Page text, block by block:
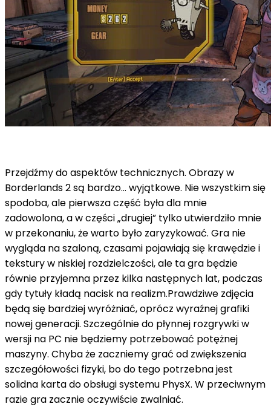
Przejdźmy do aspektów technicznych. Obrazy w
Borderlands 2 są bardzo… wyjątkowe. Nie wszystkim się
spodoba, ale pierwsza część była dla mnie
zadowolona, ​​a w części „drugiej” tylko utwierdziło mnie
w przekonaniu, że warto było zaryzykować. Gra nie
wygląda na szaloną, czasami pojawiają się krawędzie i
tekstury w niskiej rozdzielczości, ale ta gra będzie
równie przyjemna przez kilka następnych lat, podczas
gdy tytuły kładą nacisk na realizm.Prawdziwe zdjęcia
będą się bardziej wyróżniać, oprócz wyraźnej grafiki
nowej generacji. Szczególnie do płynnej rozgrywki w
wersji na PC nie będziemy potrzebować potężnej
maszyny. Chyba że zaczniemy grać od zwiększenia
szczegółowości fizyki, bo do tego potrzebna jest
solidna karta do obsługi systemu PhysX. W przeciwnym
razie gra zacznie oczywiście zwalniać.